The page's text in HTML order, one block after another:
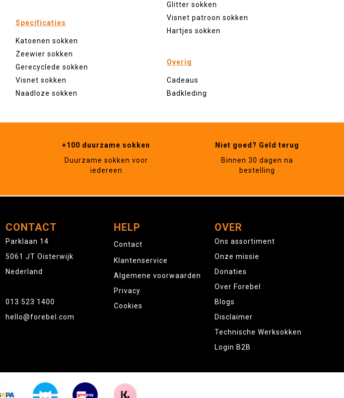
Specificaties
Katoenen sokken
Zeewier sokken
Gerecyclede sokken
Visnet sokken
Naadloze sokken
Glitter sokken
Visnet patroon sokken
Hartjes sokken
Overig
Cadeaus
Badkleding
+100 duurzame sokken
Duurzame sokken voor
iedereen
Niet goed? Geld terug
Binnen 30 dagen na
bestelling
CONTACT
Parklaan 14
5061 JT Oisterwijk
Nederland
013 523 1400
hello@forebel.com
HELP
Contact
Klantenservice
Algemene voorwaarden
Privacy
Cookies
OVER
Ons assortiment
Onze missie
Donaties
Over Forebel
Blogs
Disclaimer
Technische Werksokken
Login B2B